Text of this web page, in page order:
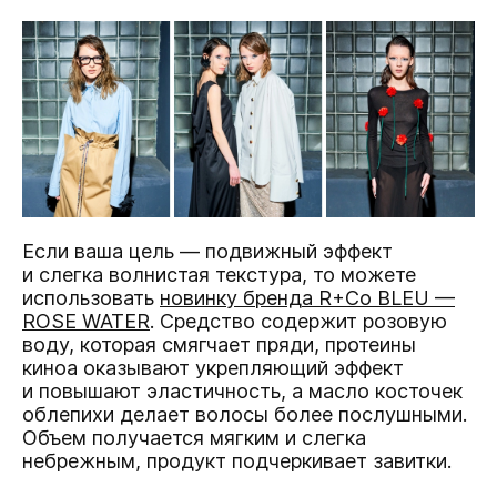
Если ваша цель — подвижный эффект
и слегка волнистая текстура, то можете
использовать новинку бренда R+Co BLEU —
ROSE WATER. Средство содержит розовую
воду, которая смягчает пряди, протеины
киноа оказывают укрепляющий эффект
и повышают эластичность, а масло косточек
облепихи делает волосы более послушными.
Объем получается мягким и слегка
небрежным, продукт подчеркивает завитки.